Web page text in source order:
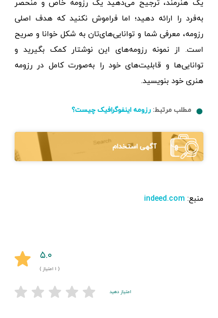
به‌فرد را ارائه دهید؛ اما فراموش نکنید که هدف اصلی
رزومه، معرفی شما و توانایی‌های‌تان به شکل خوانا و صریح
است. از نمونه رزومه‌های این نوشتار کمک بگیرید و
توانایی‌ها و قابلیت‌های خود را به‌صورت کامل در رزومه
هنری خود بنویسید.
مطلب مرتبط: رزومه اینفوگرافیک چیست؟
آگهی استخدام
منبع: indeed.com
۵.۰
( ۱ امتیاز )
امتیاز دهید